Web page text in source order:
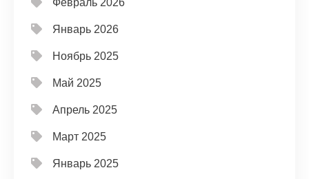
Февраль 2026
Январь 2026
Ноябрь 2025
Май 2025
Апрель 2025
Март 2025
Январь 2025